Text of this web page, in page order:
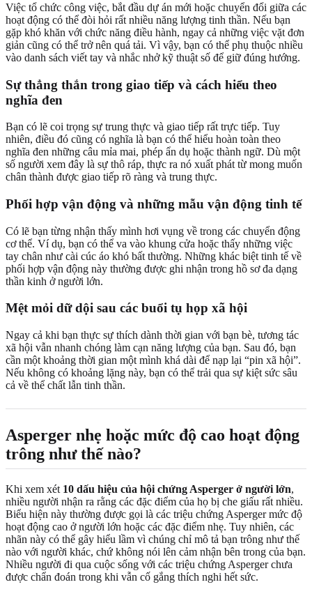
Việc tổ chức công việc, bắt đầu dự án mới hoặc chuyển đổi giữa các
hoạt động có thể đòi hỏi rất nhiều năng lượng tinh thần. Nếu bạn
gặp khó khăn với chức năng điều hành, ngay cả những việc vặt đơn
giản cũng có thể trở nên quá tải. Vì vậy, bạn có thể phụ thuộc nhiều
vào danh sách viết tay và nhắc nhở kỹ thuật số để giữ đúng hướng.
Sự thẳng thắn trong giao tiếp và cách hiểu theo
nghĩa đen
Bạn có lẽ coi trọng sự trung thực và giao tiếp rất trực tiếp. Tuy
nhiên, điều đó cũng có nghĩa là bạn có thể hiểu hoàn toàn theo
nghĩa đen những câu mỉa mai, phép ẩn dụ hoặc thành ngữ. Dù một
số người xem đây là sự thô ráp, thực ra nó xuất phát từ mong muốn
chân thành được giao tiếp rõ ràng và trung thực.
Phối hợp vận động và những mẫu vận động tinh tế
Có lẽ bạn từng nhận thấy mình hơi vụng về trong các chuyển động
cơ thể. Ví dụ, bạn có thể va vào khung cửa hoặc thấy những việc
tay chân như cài cúc áo khó bất thường. Những khác biệt tinh tế về
phối hợp vận động này thường được ghi nhận trong hồ sơ đa dạng
thần kinh ở người lớn.
Mệt mỏi dữ dội sau các buổi tụ họp xã hội
Ngay cả khi bạn thực sự thích dành thời gian với bạn bè, tương tác
xã hội vẫn nhanh chóng làm cạn năng lượng của bạn. Sau đó, bạn
cần một khoảng thời gian một mình khá dài để nạp lại “pin xã hội”.
Nếu không có khoảng lặng này, bạn có thể trải qua sự kiệt sức sâu
cả về thể chất lẫn tinh thần.
Asperger nhẹ hoặc mức độ cao hoạt động
trông như thế nào?
Khi xem xét 10 dấu hiệu của hội chứng Asperger ở người lớn,
nhiều người nhận ra rằng các đặc điểm của họ bị che giấu rất nhiều.
Biểu hiện này thường được gọi là các triệu chứng Asperger mức độ
hoạt động cao ở người lớn hoặc các đặc điểm nhẹ. Tuy nhiên, các
nhãn này có thể gây hiểu lầm vì chúng chỉ mô tả bạn trông như thế
nào với người khác, chứ không nói lên cảm nhận bên trong của bạn.
Nhiều người đi qua cuộc sống với các triệu chứng Asperger chưa
được chẩn đoán trong khi vẫn cố gắng thích nghi hết sức.